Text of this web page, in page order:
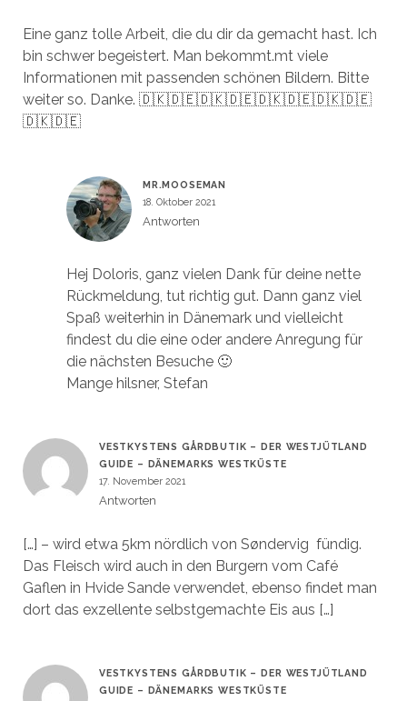
Eine ganz tolle Arbeit, die du dir da gemacht hast. Ich
bin schwer begeistert. Man bekommt.mt viele
Informationen mit passenden schönen Bildern. Bitte
weiter so. Danke. 🇩🇰🇩🇪🇩🇰🇩🇪🇩🇰🇩🇪🇩🇰🇩🇪
🇩🇰🇩🇪
MR.MOOSEMAN
18. Oktober 2021
Antworten
Hej Doloris, ganz vielen Dank für deine nette
Rückmeldung, tut richtig gut. Dann ganz viel
Spaß weiterhin in Dänemark und vielleicht
findest du die eine oder andere Anregung für
die nächsten Besuche 🙂
Mange hilsner, Stefan
VESTKYSTENS GÅRDBUTIK – DER WESTJÜTLAND
GUIDE – DÄNEMARKS WESTKÜSTE
17. November 2021
Antworten
[…] – wird etwa 5km nördlich von Søndervig fündig.
Das Fleisch wird auch in den Burgern vom Café
Gaflen in Hvide Sande verwendet, ebenso findet man
dort das exzellente selbstgemachte Eis aus […]
VESTKYSTENS GÅRDBUTIK – DER WESTJÜTLAND
GUIDE – DÄNEMARKS WESTKÜSTE